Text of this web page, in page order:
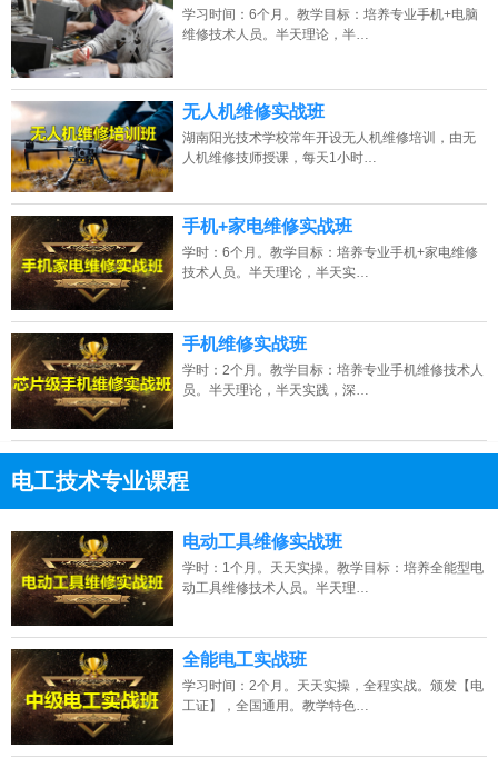
学习时间：6个月。教学目标：培养专业手机+电脑
维修技术人员。半天理论，半…
无人机维修实战班
湖南阳光技术学校常年开设无人机维修培训，由无
人机维修技师授课，每天1小时…
手机+家电维修实战班
学时：6个月。教学目标：培养专业手机+家电维修
技术人员。半天理论，半天实…
手机维修实战班
学时：2个月。教学目标：培养专业手机维修技术人
员。半天理论，半天实践，深…
电工技术专业课程
点击免费咨询电话：13807313137
电动工具维修实战班
学时：1个月。天天实操。教学目标：培养全能型电
动工具维修技术人员。半天理…
全能电工实战班
学习时间：2个月。天天实操，全程实战。颁发【电
工证】，全国通用。教学特色…